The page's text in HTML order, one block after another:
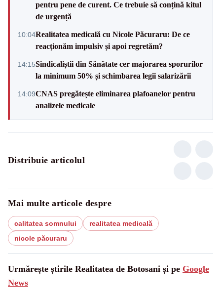
pentru pene de curent. Ce trebuie să conțină kitul
de urgență
10:04Realitatea medicală cu Nicole Păcuraru: De ce
reacționăm impulsiv și apoi regretăm?
14:15Sindicaliștii din Sănătate cer majorarea sporurilor
la minimum 50% și schimbarea legii salarizării
14:09CNAS pregătește eliminarea plafoanelor pentru
analizele medicale
Distribuie articolul
Mai multe articole despre
calitatea somnului
realitatea medicală
nicole păcuraru
Urmărește știrile Realitatea de Botosani și pe Google
News